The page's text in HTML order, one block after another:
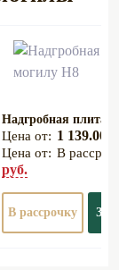
Надгробная плита
1 139.00
В
руб.
В рассрочку